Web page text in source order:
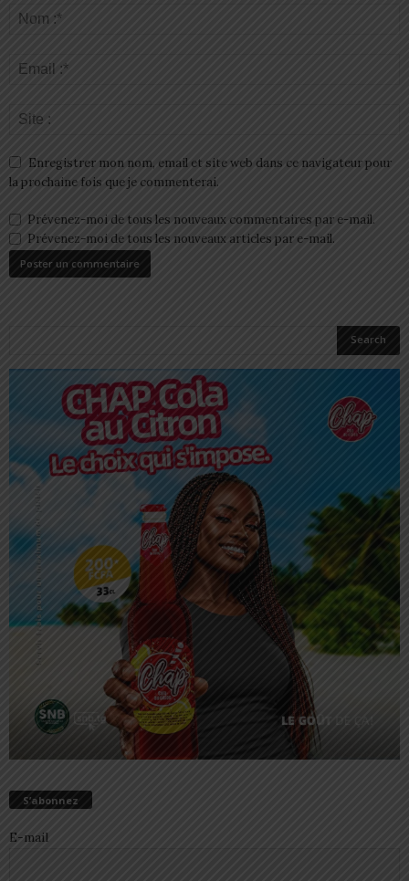
Enregistrer mon nom, email et site web dans ce navigateur pour
la prochaine fois que je commenterai.
Prévenez-moi de tous les nouveaux commentaires par e-mail.
Prévenez-moi de tous les nouveaux articles par e-mail.
S’abonnez
E-mail